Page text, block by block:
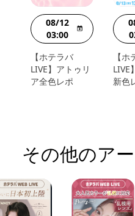
08/12
03:00
【ホテラバ
LIVE】アトゥリ
ア全色レポ
【
LIVE
新色
その他のア